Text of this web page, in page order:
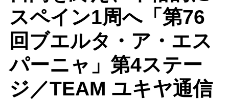
スペイン1周へ「第76
回ブエルタ・ア・エス
パーニャ」第4ステー
ジ／TEAM ユキヤ通信